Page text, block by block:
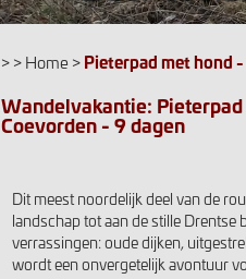
> >Home >Pieterpad met hond
Wandelvakantie:
Coevorden - 9 dagen
Dit meest noordelijk deel van de
landschap tot aan de stille Drentse
verrassingen: oude dijken,
wordt een onvergetelijk avontuur